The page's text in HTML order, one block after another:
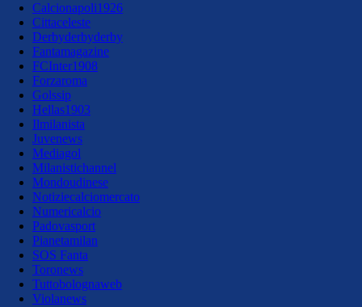
Calcionapoli1926
Cittaceleste
Derbyderbyderby
Fantamagazine
FCInter1908
Forzaroma
Golssip
Hellas1903
Ilmilanista
Juvenews
Mediagol
Milanistichannel
Mondoudinese
Notiziecalciomercato
Numericalcio
Padovasport
Pianetamilan
SOS Fanta
Toronews
Tuttobolognaweb
Violanews